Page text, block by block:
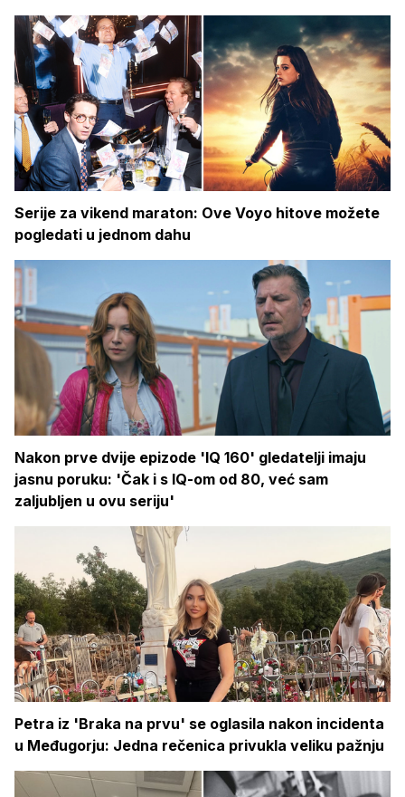
Serije za vikend maraton: Ove Voyo hitove možete
pogledati u jednom dahu
Nakon prve dvije epizode 'IQ 160' gledatelji imaju
jasnu poruku: 'Čak i s IQ-om od 80, već sam
zaljubljen u ovu seriju'
Petra iz 'Braka na prvu' se oglasila nakon incidenta
u Međugorju: Jedna rečenica privukla veliku pažnju